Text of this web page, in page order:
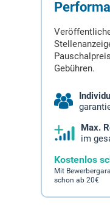
Gebühren.
Max.
im
Kostenlos
Mit
schon ab 20€